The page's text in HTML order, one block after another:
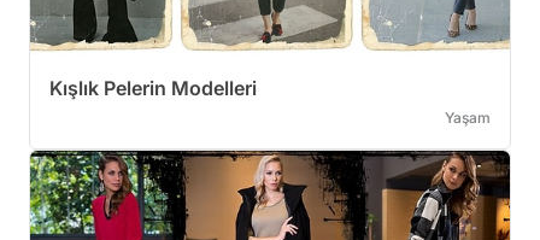
Kışlık Pelerin Modelleri
Yaşam